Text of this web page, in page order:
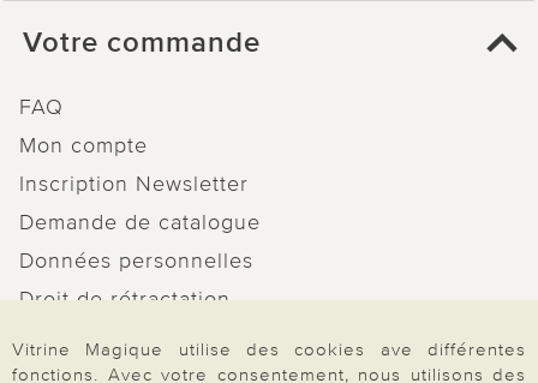
Votre commande
FAQ
Mon compte
Inscription Newsletter
Demande de catalogue
Données personnelles
Droit de rétractation
Rétractation
Vitrine Magique utilise des cookies ave différentes
fonctions. Avec votre consentement, nous utilisons des